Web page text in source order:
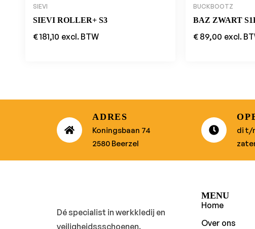
SIEVI
SIEVI ROLLER+ S3
€181,10 excl. BTW
BUCKBOOTZ
BAZ ZWART
€ 89,00 excl.
ADRES
Koningsbaan 74
2580 Beerzel
di t/
Dé specialist in werkkledij en
veiligheidssschoenen.
MENU
Home
Over ons